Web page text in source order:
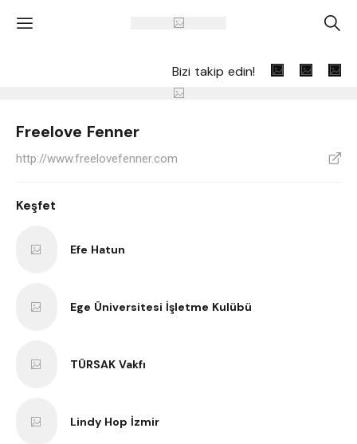
' A
Bizi takip edin!
Freelove Fenner
http://www.freelovefenner.com V
Keşfet
Efe Hatun
Ege Üniversitesi İşletme Kulübü
TÜRSAK Vakfı
Lindy Hop İzmir